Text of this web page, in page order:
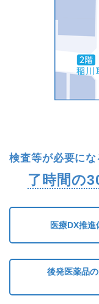
検査等が必要に
了時間の
医療DX推
後発医薬品